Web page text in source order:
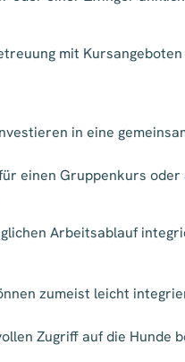
mit Kursangeboten
in eine
einen Gruppenkurs
Arbeitsablauf
zumeist leicht
Zugriff auf die Hunde